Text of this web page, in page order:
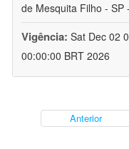
de Mesquita Filho - SP
Vigência: Sat Dec 02
00:00:00 BRT 2026
Anterior